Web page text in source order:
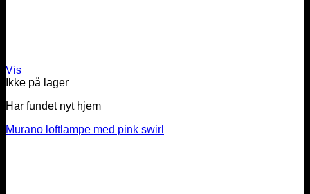
Vis
Ikke på lager
Har fundet nyt hjem
Murano loftlampe med pink swirl